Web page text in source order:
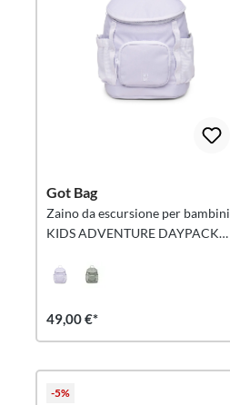
Got Bag
Zaino da escursione per bambini
KIDS ADVENTURE DAYPACK
49,00 €*
-5%